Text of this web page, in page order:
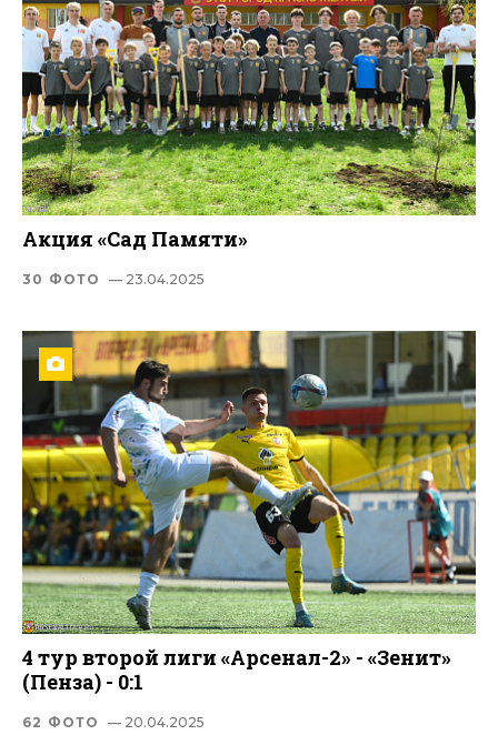
Акция «Сад Памяти»
30 ФОТО — 23.04.2025
4 тур второй лиги «Арсенал-2» - «Зенит»
(Пенза) - 0:1
62 ФОТО — 20.04.2025